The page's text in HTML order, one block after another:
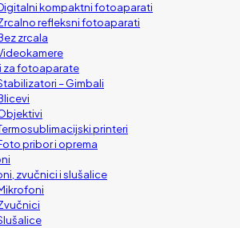
kompaktni fotoaparati
refleksni fotoaparati
zrcala
za fotoaparate
– Gimbali
printeri
pribor i oprema
zvučnici i slušalice